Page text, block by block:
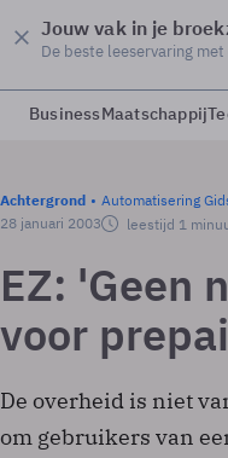
Jouw vak in je
De beste leeservaring
BusinessMaatschappij
Achtergrond Automatisering
28 januari 2003
leestijd 1
EZ: 'Geen
voor
De overheid is niet
om gebruikers van